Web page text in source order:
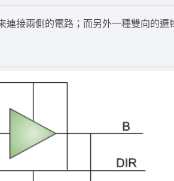
接兩側的電路；而另外一種雙向的邏